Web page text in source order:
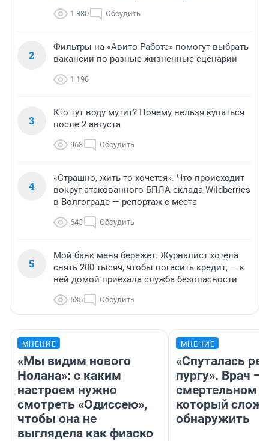
1 880 Обсудить
2
Фильтры на «Авито Работе» помогут выбрать
вакансии по разные жизненные сценарии
1 198
3
Кто тут воду мутит? Почему нельзя купаться
после 2 августа
963 Обсудить
4
«Страшно, жить-то хочется». Что происходит
вокруг атакованного БПЛА склада Wildberries
в Волгограде — репортаж с места
643 Обсудить
5
Мой банк меня бережет. Журналист хотела
снять 200 тысяч, чтобы погасить кредит, — к
ней домой приехала служба безопасности
635 Обсудить
МНЕНИЕ
«Мы видим нового
Нолана»: с каким
настроем нужно
смотреть «Одиссею»,
чтобы она не
выглядела как фиаско
МНЕНИЕ
«Спуталась
пургу». Врач —
смертельном
который
обнаружить